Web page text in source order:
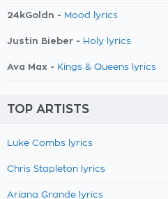
24kGoldn - Mood lyrics
Justin Bieber - Holy lyrics
Ava Max - Kings & Queens lyrics
TOP ARTISTS
Luke Combs lyrics
Chris Stapleton lyrics
Ariana Grande lyrics